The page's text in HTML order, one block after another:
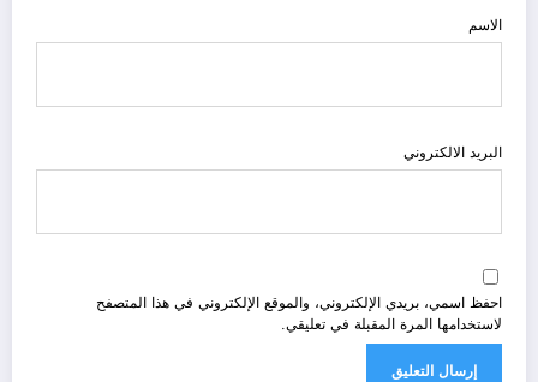
الاسم
البريد الالكتروني
احفظ اسمي، بريدي الإلكتروني، والموقع الإلكتروني في هذا المتصفح
لاستخدامها المرة المقبلة في تعليقي.